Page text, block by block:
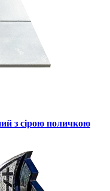
з сірою поличкою